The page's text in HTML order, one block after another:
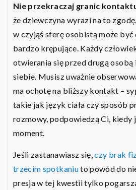
Nie przekraczaj granic
że dziewczyna wyrazi na to
w czyjąś sferę osobistą może
bardzo krępujące. Każdy
otwierania się przed drugą osobą
siebie. Musisz uważnie
ma ochotę na bliższy kontakt –
takie jak język ciała czy sposób
rozmowy, podpowiedzą Ci, kiedy
moment.
Jeśli zastanawiasz się,czy brak
trzecim spotkaniuto powód do
presja w tej kwestii tylko